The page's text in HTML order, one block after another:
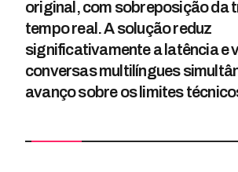
original, com sobreposição da
tempo real. A solução reduz
significativamente a latência e
conversas multilíngues
avanço sobre os limites